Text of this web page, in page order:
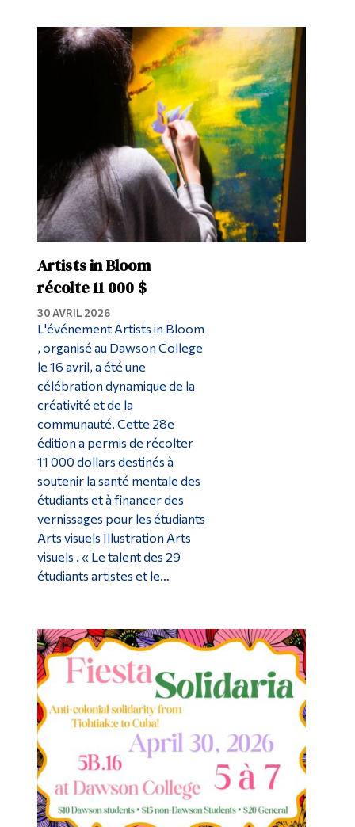
Artists in Bloom
récolte 11 000 $
30 AVRIL 2026
L'événement Artists in Bloom
, organisé au Dawson College
le 16 avril, a été une
célébration dynamique de la
créativité et de la
communauté. Cette 28e
édition a permis de récolter
11 000 dollars destinés à
soutenir la santé mentale des
étudiants et à financer des
vernissages pour les étudiants
Arts visuels Illustration Arts
visuels . « Le talent des 29
étudiants artistes et le…